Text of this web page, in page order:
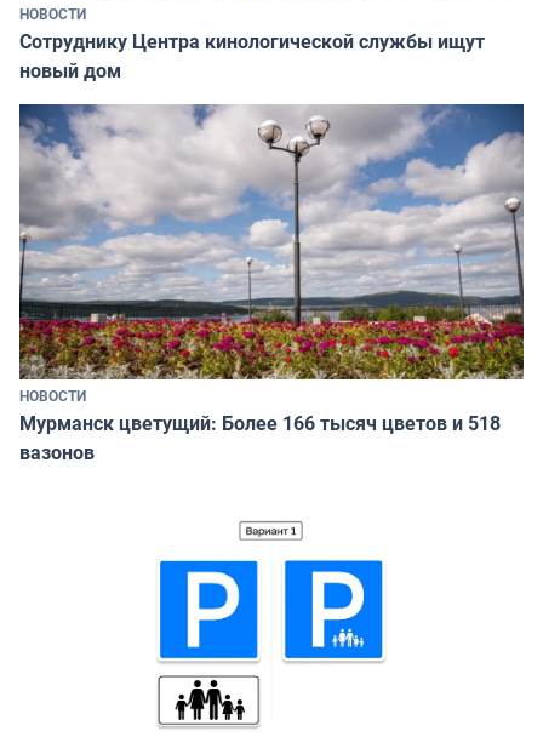
НОВОСТИ
Сотруднику Центра кинологической службы ищут
новый дом
НОВОСТИ
Мурманск цветущий: Более 166 тысяч цветов и 518
вазонов